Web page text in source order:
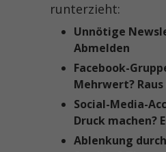
runterzieht:
Unnötige
Abmelden
Facebook-
Mehrwert?
Social-Media-
Druck machen?
Ablenkung